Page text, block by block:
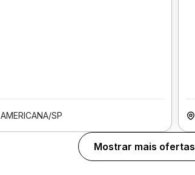
AMERICANA/SP
Mostrar mais ofertas